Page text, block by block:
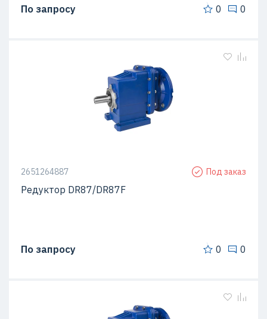
По запросу 0 0
2651264887 Под заказ
Редуктор DR87/DR87F
По запросу 0 0